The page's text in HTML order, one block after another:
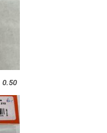
0.50